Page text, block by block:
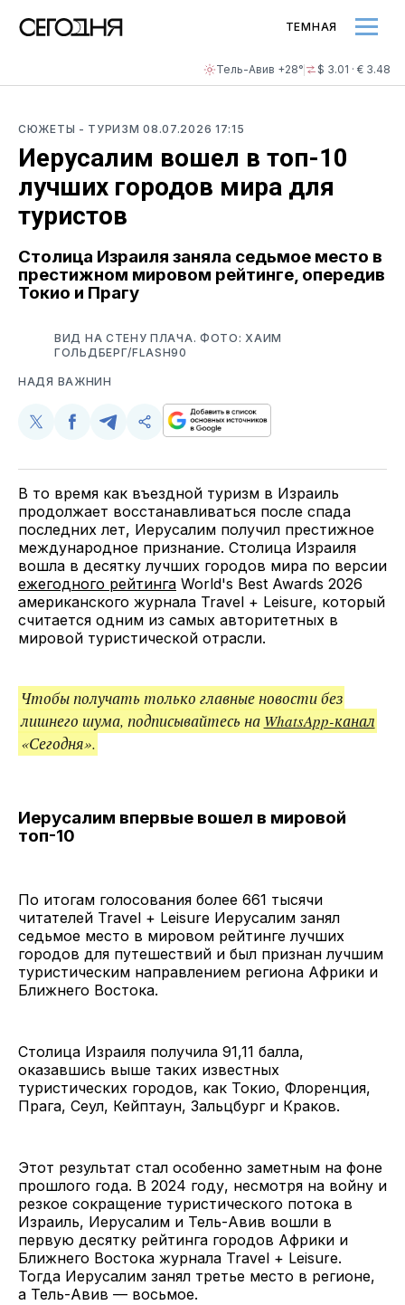
Тель-Авив +28° $ 3.01 · € 3.48
ТЕМНАЯ
СЮЖЕТЫ - ТУРИЗМ08.07.2026 17:15
Иерусалим вошел в топ-10
лучших городов мира для
туристов
Столица Израиля заняла седьмое место в
престижном мировом рейтинге, опередив
Токио и Прагу
ВИД НА СТЕНУ ПЛАЧА. ФОТО: ХАИМ
ГОЛЬДБЕРГ/FLASH90
НАДЯ ВАЖНИН
Поделиться
Twitter
Поделиться
Facebook
Поделиться
Telegram
Скопируйте
поделитесь
ссылкой
В то время как въездной туризм в Израиль
продолжает восстанавливаться после спада
последних лет, Иерусалим получил престижное
международное признание. Столица Израиля
вошла в десятку лучших городов мира по версии
ежегодного рейтинга World's Best Awards 2026
американского журнала Travel + Leisure, который
считается одним из самых авторитетных в
мировой туристической отрасли.
Чтобы получать только главные новости без
лишнего шума, подписывайтесь на WhatsApp-канал
«Сегодня».
Иерусалим впервые вошел в мировой
топ-10
По итогам голосования более 661 тысячи
читателей Travel + Leisure Иерусалим занял
седьмое место в мировом рейтинге лучших
городов для путешествий и был признан лучшим
туристическим направлением региона Африки и
Ближнего Востока.
Столица Израиля получила 91,11 балла,
оказавшись выше таких известных
туристических городов, как Токио, Флоренция,
Прага, Сеул, Кейптаун, Зальцбург и Краков.
Этот результат стал особенно заметным на фоне
прошлого года. В 2024 году, несмотря на войну и
резкое сокращение туристического потока в
Израиль, Иерусалим и Тель-Авив вошли в
первую десятку рейтинга городов Африки и
Ближнего Востока журнала Travel + Leisure.
Тогда Иерусалим занял третье место в регионе,
а Тель-Авив — восьмое.